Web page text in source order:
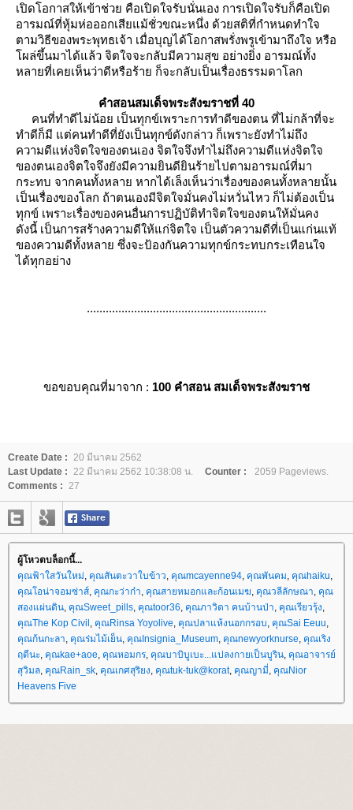
เปิดโอกาสให้เข้าช่วย คือเปิดใจรับนั่นเอง การเปิดใจรับก็คือเปิด
อารมณ์ที่หุ้มห่อออกเสียแม้ชั่วขณะหนึ่ง ด้วยสติที่กำหนดทำใจ
ตามวิธีของพระพุทธเจ้า เมื่อบุญได้โอกาสพรั่งพรูเข้ามาถึงใจ หรือ
ผล่ขึ้นมาได้แล้ว จิตใจจะกลับมีความสุข อย่างยิ่ง อารมณ์ทั้ง
หลายที่เคยเห็นว่าดีหรือร้าย ก็จะกลับเป็นเรื่องธรรมดาโลก
คำสอนสมเด็จพระสังฆราชที่ 40
คนที่ทำดีไม่น้อย เป็นทุกข์เพราะการทำดีของตน ที่ไม่กล้าที่จะ
ทำดีก็มี แต่คนทำดีที่ยังเป็นทุกข์ดังกล่าว ก็เพราะยังทำไม่ถึง
ความดีแห่งจิตใจของตนเอง จิตใจจึงทำไม่ถึงความดีแห่งจิตใจ
ของตนเองจิตใจจึงยังมีความยินดียินร้ายไปตามอารมณ์ที่มา
กระทบ จากคนทั้งหลาย หากได้เล็งเห็นว่าเรื่องของคนทั้งหลายนั้น
เป็นเรื่องของโลก ถ้าตนเองมีจิตใจมั่นคงไม่หวั่นไหว ก็ไม่ต้องเป็น
ทุกข์ เพราะเรื่องของคนอื่นการปฏิบัติทำจิตใจของตนให้มั่นคง
ดังนี้ เป็นการสร้างความดีให้แก่จิตใจ เป็นตัวความดีที่เป็นแก่นแท้
ของความดีทั้งหลาย ซึ่งจะป้องกันความทุกข์กระทบกระเทือนใจ
ได้ทุกอย่าง
.........................................................
ขอขอบคุณที่มาจาก : 100 คำสอน สมเด็จพระสังฆราช
Create Date :
20 มีนาคม 2562
Last Update :
22 มีนาคม 2562 10:38:08 น. Counter :
2059 Pageviews.
Comments :
27
ผู้โหวตบล็อกนี้...
คุณฟ้าใสวันใหม่ คุณสันตะวาใบข้าว คุณmcayenne94 คุณพันคม คุณhaiku
คุณโอน่าจอมซ่าส์ คุณกะว่าก๋า คุณสายหมอกและก้อนเมฆ คุณวลีลักษณา คุณ
สองแผ่นดิน คุณSweet_pills คุณtoor36 คุณภาวิดา คนบ้านป่า คุณเรียวรุ้ง
คุณThe Kop Civil คุณRinsa Yoyolive คุณปลาแห้งนอกกรอบ คุณSai Eeuu
คุณก้นกะลา คุณร่มไม้เย็น คุณInsignia_Museum คุณnewyorknurse คุณเริง
ฤดีนะ คุณkae+aoe คุณหอมกร คุณบาบิบูเบะ...แปลงกายเป็นบูริน คุณอาจารย์
สุวิมล คุณRain_sk คุณเกศสุริยง คุณtuk-tuk@korat, คุณญามี่ คุณNior
Heavens Five